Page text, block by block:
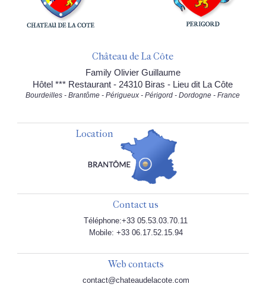
Château de La Côte
Family Olivier Guillaume
Hôtel *** Restaurant - 24310 Biras - Lieu dit La Côte
Bourdeilles - Brantôme - Périgueux - Périgord - Dordogne - France
Location
Contact us
Téléphone:+33 05.53.03.70.11
Mobile: +33 06.17.52.15.94
Web contacts
contact@chateaudelacote.com